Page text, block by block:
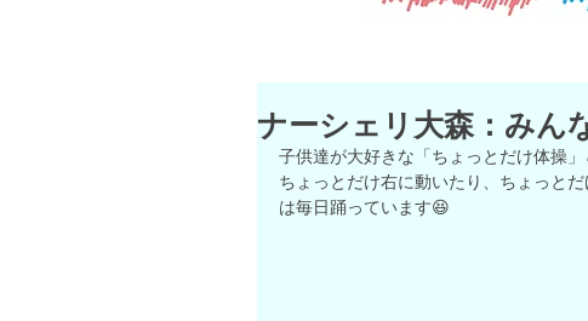
ナーシェリ大森：みん
子供達が大好きな「ちょっとだけ体操」
ちょっとだけ右に動いたり、ちょっと
は毎日踊っています😆